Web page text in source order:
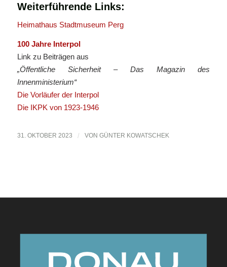
Weiterführende Links:
Heimathaus Stadtmuseum Perg
100 Jahre Interpol
Link zu Beiträgen aus
„Öffentliche Sicherheit – Das Magazin des
Innenministerium“
Die Vorläufer der Interpol
Die IKPK von 1923-1946
31. OKTOBER 2023 / VON GÜNTER KOWATSCHEK